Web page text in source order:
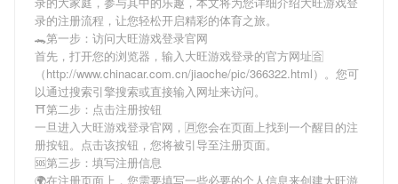
录的注册流程，让您轻松开启精彩的体育之旅。
🐊第一步：访问大旺游戏登录官网
首先，打开您的浏览器，输入大旺游戏登录的官方网址🈴
（http://www.chinacar.com.cn/jiaoche/pic/366322.html）。您可
以通过搜索引擎搜索或直接输入网址来访问。
⛩第二步：点击注册按钮
一旦进入大旺游戏登录官网，🈷您会在页面上找到一个醒目的注
册按钮。点击该按钮，您将被引导至注册页面。
🆘第三步：填写注册信息
🌍在注册页面上，您需要填写一些必要的个人信息来创建大旺游